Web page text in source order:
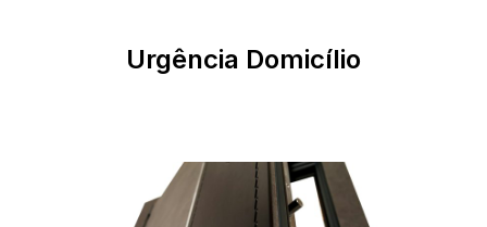
Urgência Domicílio